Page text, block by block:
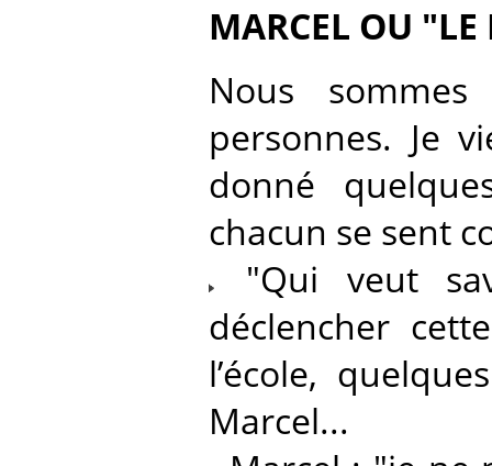
MARCEL OU
Nous
personnes. Je
donné
chacun se sent
"Qui veut
déclencher
l’école,
Marcel...